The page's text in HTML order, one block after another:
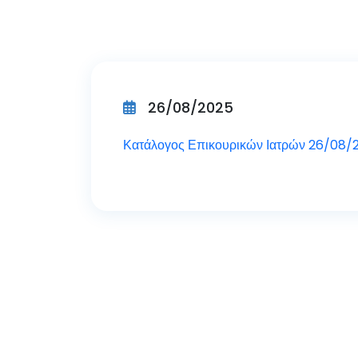
26/08/2025
Κατάλογος Επικουρικών Ιατρών 26/08/